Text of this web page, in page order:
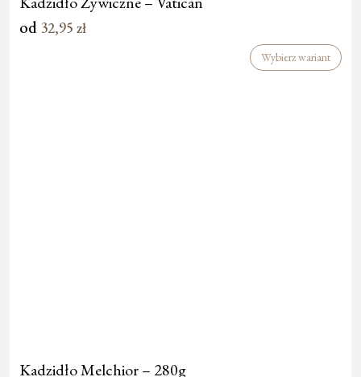
od 32,95 zł
Wybierz wariant
Kadzidło Melchior – 280g